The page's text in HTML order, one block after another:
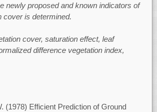
newly proposed and known indicators of
cover is determined.
cover, saturation effect, leaf
difference vegetation index,
(1978) Efficient Prediction of Ground